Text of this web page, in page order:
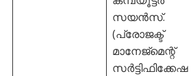
സയൻസ്.
(പ്രോജക്ട്
മാനേജ്മെന്റ്
സർട്ടിഫിക്കേഷ